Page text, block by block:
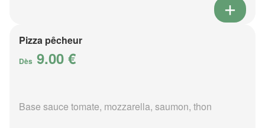
Pizza pêcheur
Dès 9.00 €
Base sauce tomate, mozzarella, saumon, thon